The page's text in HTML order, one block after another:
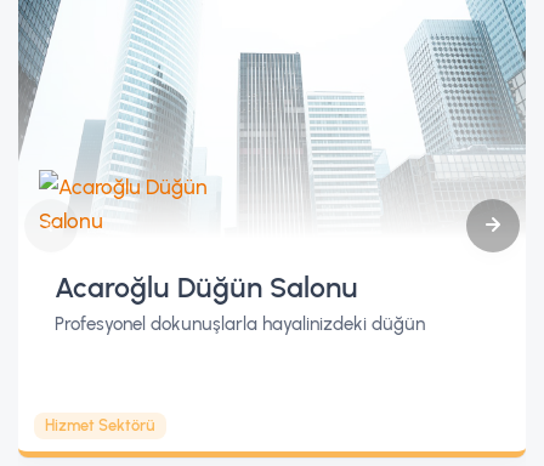
Hizmet Sektörü
Acaroğlu Düğün Salonu
Profesyonel dokunuşlarla hayalinizdeki düğün